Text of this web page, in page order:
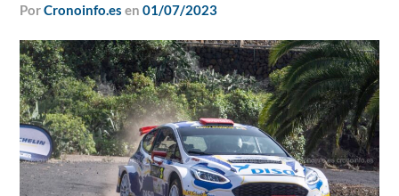
porCronoinfo.es en01/07/2023